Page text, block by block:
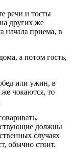
речи и тосты
других же
начала приема, в
а потом гость,
или ужин, в
же чокаются, то
должны
случаях
обычно стоит.